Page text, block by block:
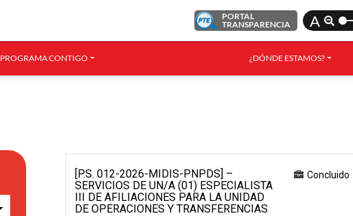
PORTAL
TRANSPARENCIA
A
PROGRAMA CONTIGO ¿DÓNDE ESTAMOS?
[P.S. 012-2026-MIDIS-PNPDS] –
SERVICIOS DE UN/A (01) ESPECIALISTA
III DE AFILIACIONES PARA LA UNIDAD
DE OPERACIONES Y TRANSFERENCIAS
Concluido